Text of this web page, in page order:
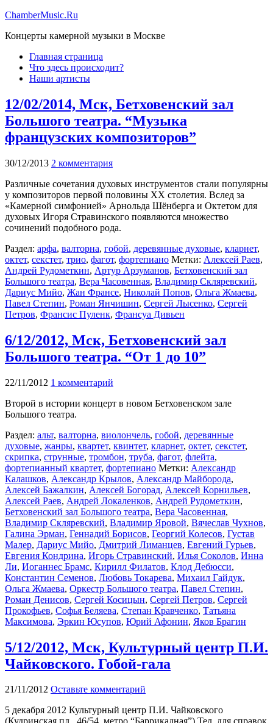
ChamberMusic.Ru
Концерты камерной музыки в Москве
Главная страница
Что здесь происходит?
Наши артисты
12/02/2014, Мск, Бетховенский зал
Большого театра. “Музыка
французских композиторов”
30/12/2013 2 комментария
Различные сочетания духовых инструментов стали популярны
у композиторов первой половины XX столетия. Вслед за
«Камерной симфонией» Арнольда Шёнберга и Октетом для
духовых Игоря Стравинского появляются множество
сочинений подобного рода.
Раздел: арфа, валторна, гобой, деревянные духовые, кларнет,
октет, секстет, трио, фагот, фортепиано Метки: Алексей Раев,
Андрей Рудометкин, Артур Арзуманов, Бетховенский зал
Большого театра, Вера Часовенная, Владимир Скляревский,
Дариус Мийо, Жан Франсе, Николай Попов, Ольга Жмаева,
Павел Степин, Роман Янчишин, Сергей Лысенко, Сергей
Петров, Франсис Пуленк, Франсуа Дивьен
6/12/2012, Мск, Бетховенский зал
Большого театра. “От 1 до 10”
22/11/2012 1 комментарий
Второй в истории концерт в новом Бетховенском зале
Большого театра.
Раздел: альт, валторна, виолончель, гобой, деревянные
духовые, жанры, квартет, квинтет, кларнет, октет, секстет,
скрипка, струнные, тромбон, труба, фагот, флейта,
фортепианный квартет, фортепиано Метки: Александр
Калашков, Александр Крылов, Александр Майборода,
Алексей Бажалкин, Алексей Богорад, Алексей Корнильев,
Алексей Раев, Андрей Локаленков, Андрей Рудометкин,
Бетховенский зал Большого театра, Вера Часовенная,
Владимир Скляревский, Владимир Яровой, Вячеслав Чухнов,
Галина Эрман, Геннадий Борисов, Георгий Колесов, Густав
Малер, Дариус Мийо, Дмитрий Лиманцев, Евгений Гурьев,
Евгения Кондрина, Игорь Стравинский, Илья Соколов, Инна
Ли, Иоганнес Брамс, Кирилл Филатов, Клод Дебюсси,
Константин Семенов, Любовь Токарева, Михаил Гайдук,
Ольга Жмаева, Оркестр Большого театра, Павел Степин,
Роман Денисов, Сергей Косицын, Сергей Петров, Сергей
Прокофьев, Софья Беляева, Степан Кравченко, Татьяна
Максимова, Эркин Юсупов, Юрий Афонин, Яков Брагин
5/12/2012, Мск, Культурный центр П.И.
Чайковского. Гобой-гала
21/11/2012 Оставьте комментарий
5 декабря 2012 Культурный центр П.И. Чайковского